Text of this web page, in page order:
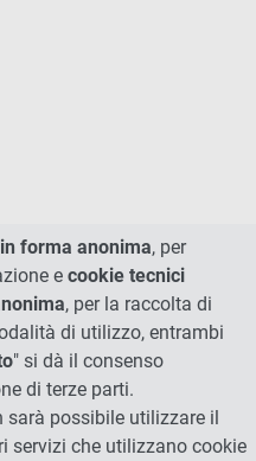
forma anonima, per
e cookie tecnici
, per la raccolta di
di utilizzo, entrambi
" si dà il consenso
di terze parti.
sarà possibile utilizzare il
servizi che utilizzano cookie